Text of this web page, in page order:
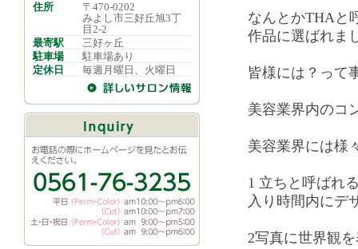
なんとかTHAと
作品に選ばれま
皆様には？って
美容業界内のコ
美容業界には様
1 立ちと呼ばれ
入り時間内にデ
2写真に世界観
住所
〒470-0202
みよし市三好丘旭3丁
目2-2
最寄駅
三好ヶ丘
駐車場
駐車場あり
定休日
毎週月曜日、火曜日